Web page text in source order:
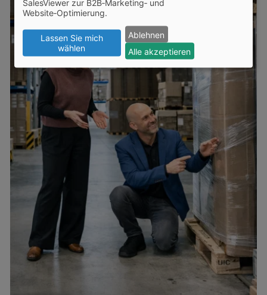
SalesViewer zur B2B‑Marketing‑ und
Website‑Optimierung.
Lassen Sie mich
wählen
Ablehnen
Alle akzeptieren